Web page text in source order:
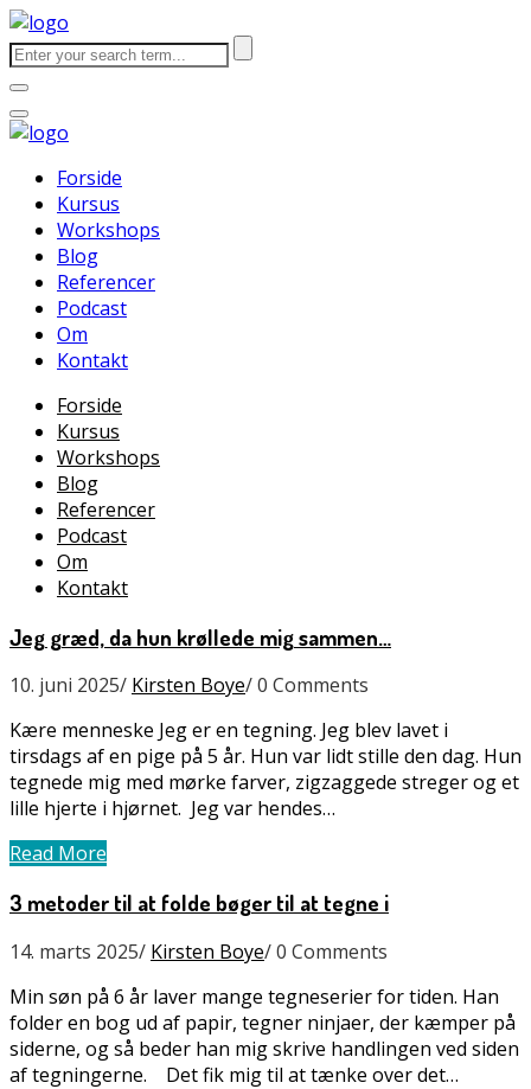
Forside
Kursus
Workshops
Blog
Referencer
Podcast
Om
Kontakt
Forside
Kursus
Workshops
Blog
Referencer
Podcast
Om
Kontakt
Jeg græd, da hun krøllede mig sammen…
10. juni 2025/ Kirsten Boye/0 Comments
Kære menneske Jeg er en tegning. Jeg blev lavet i
tirsdags af en pige på 5 år. Hun var lidt stille den dag. Hun
tegnede mig med mørke farver, zigzaggede streger og et
lille hjerte i hjørnet. Jeg var hendes…
Read More
3 metoder til at folde bøger til at tegne i
14. marts 2025/ Kirsten Boye/0 Comments
Min søn på 6 år laver mange tegneserier for tiden. Han
folder en bog ud af papir, tegner ninjaer, der kæmper på
siderne, og så beder han mig skrive handlingen ved siden
af tegningerne. Det fik mig til at tænke over det…